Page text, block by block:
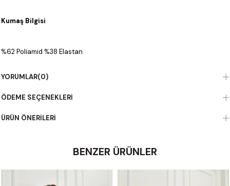
Kumaş Bilgisi
%62 Poliamid %38 Elastan
YORUMLAR(0)
ÖDEME SEÇENEKLERI
ÜRÜN ÖNERILERI
BENZER ÜRÜNLER